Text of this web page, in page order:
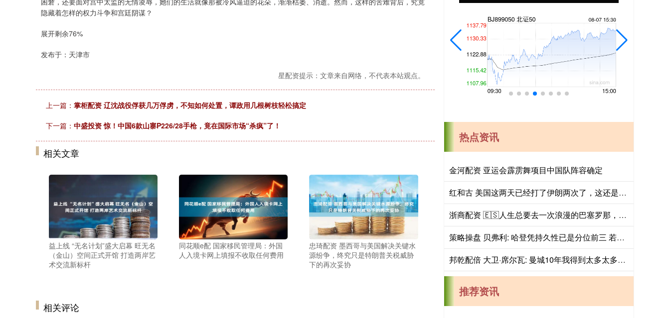
隐藏着怎样的权力斗争和宫廷阴谋？
展开剩余76%
发布于：天津市
星配资提示：文章来自网络，不代表本站观点。
上一篇： 掌柜配资 辽沈战役俘获几万俘虏，不知如何处置，谭政用几根树枝轻松搞定
下一篇： 中盛投资 惊！中国6款山寨P226/28手枪，竟在国际市场“杀疯”了！
相关文章
益上线 “无名计划”盛大启幕 旺无名
（金山）空间正式开馆 打造两岸艺
术交流新标杆
同花顺e配 国家移民管理局：外国
人入境卡网上填报不收取任何费用
忠琦配资 墨西哥与美国解决关键水
源纷争，终究只是特朗普关税威胁
下的再次妥协
相关评论
热点资讯
金河配资 亚运会霹雳舞项目中国队阵容确定
红和古 美国这两天已经打了伊朗两次了，这还是真的想谈吗？伊朗现在越是不想破坏
浙商配资 🇪🇸人生总要去一次浪漫的巴塞罗那，附攻略
策略操盘 贝弗利: 哈登凭持久性已是分位前三 若他夺冠将彻底终结这个话题
邦乾配倍 大卫·席尔瓦: 曼城10年我得到太多太多爱, 很难过没能好好告别
推荐资讯